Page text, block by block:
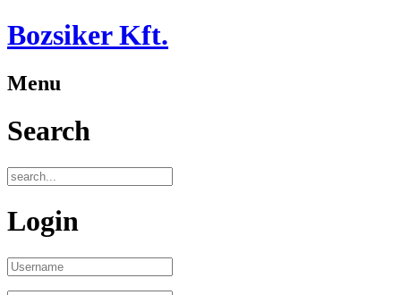
Bozsiker Kft.
Menu
Search
Login